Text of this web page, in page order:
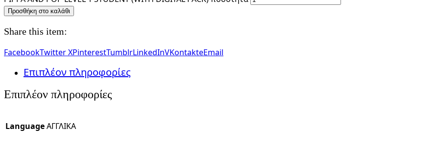
Προσθήκη στο καλάθι
Share this item:
FacebookTwitter XPinterestTumblrLinkedInVKontakteEmail
Επιπλέον πληροφορίες
Επιπλέον πληροφορίες
LanguageΑΓΓΛΙΚΑ